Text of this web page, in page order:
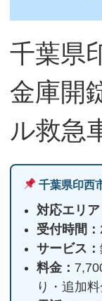
千葉県
金庫開
ル救急
千葉県印西
対応エリ
受付時間：
サービス：
料金：
り・追加